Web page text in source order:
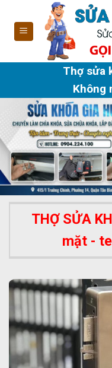
content
Thợ sửa
Không
THỢ SỬA
mặt -